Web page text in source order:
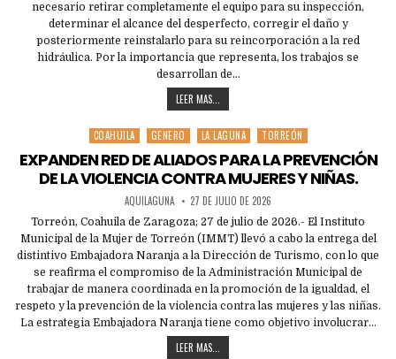
necesario retirar completamente el equipo para su inspección,
determinar el alcance del desperfecto, corregir el daño y
posteriormente reinstalarlo para su reincorporación a la red
hidráulica. Por la importancia que representa, los trabajos se
desarrollan de…
LEER MAS...
Posted
in
COAHUILA GENERO LA LAGUNA TORREÓN
EXPANDEN RED DE ALIADOS PARA LA PREVENCIÓN
DE LA VIOLENCIA CONTRA MUJERES Y NIÑAS.
AQUILAGUNA 27 DE JULIO DE 2026
Torreón, Coahuila de Zaragoza; 27 de julio de 2026.- El Instituto
Municipal de la Mujer de Torreón (IMMT) llevó a cabo la entrega del
distintivo Embajadora Naranja a la Dirección de Turismo, con lo que
se reafirma el compromiso de la Administración Municipal de
trabajar de manera coordinada en la promoción de la igualdad, el
respeto y la prevención de la violencia contra las mujeres y las niñas.
La estrategia Embajadora Naranja tiene como objetivo involucrar…
LEER MAS...